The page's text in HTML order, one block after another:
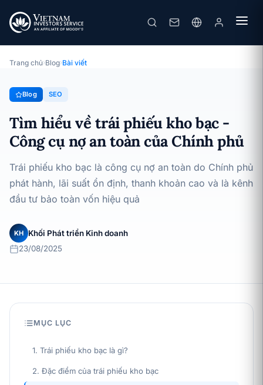
SEO · 23/08/2025
Trang chủ›Blog›Bài viết
Blog SEO
Tìm hiểu về trái phiếu kho bạc -
Công cụ nợ an toàn của Chính phủ
Trái phiếu kho bạc là công cụ nợ an toàn do Chính phủ
phát hành, lãi suất ổn định, thanh khoản cao và là kênh
đầu tư bảo toàn vốn hiệu quả
KH
Khối Phát triển Kinh doanh
23/08/2025
MỤC LỤC
1. Trái phiếu kho bạc là gì?
2. Đặc điểm của trái phiếu kho bạc